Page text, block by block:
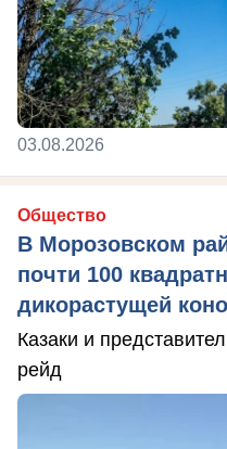
03.08.2026
Общество
В Морозовском
почти 100
дикорастущей
Казаки и
рейд